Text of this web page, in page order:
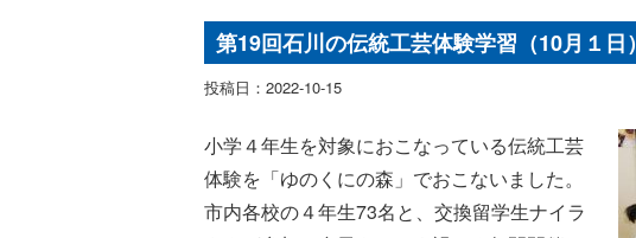
第19回石川の伝統工芸体験学習（10月１日）
投稿日：2022-10-15
小学４年生を対象におこなっている伝統工芸
体験を「ゆのくにの森」でおこないました。
市内各校の４年生73名と、交換留学生ナイラ